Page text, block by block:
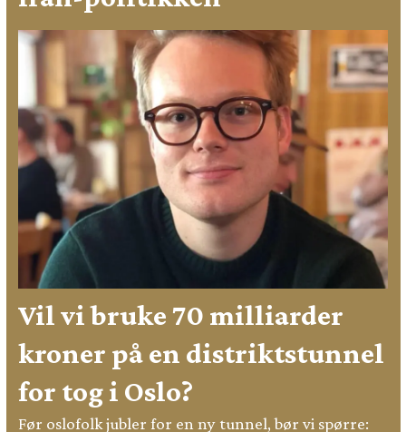
Vil vi bruke 70 milliarder
kroner på en distriktstunnel
for tog i Oslo?
Før oslofolk jubler for en ny tunnel, bør vi spørre: